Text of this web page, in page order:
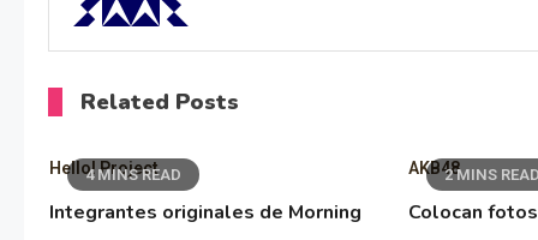
Related Posts
4 MINS READ
Hello! Project
Integrantes originales de Morning
2 MINS READ
AKB48
Colocan